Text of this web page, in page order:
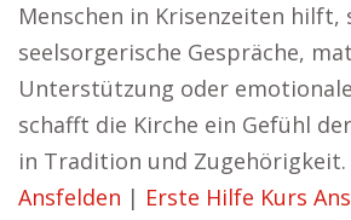
Menschen in Krisenzeiten hilft,
seelsorgerische Gespräche,
Unterstützung oder
schafft die Kirche ein Gefühl
in Tradition und Zugehörigkeit.
Ansfelden | Erste Hilfe Kurs